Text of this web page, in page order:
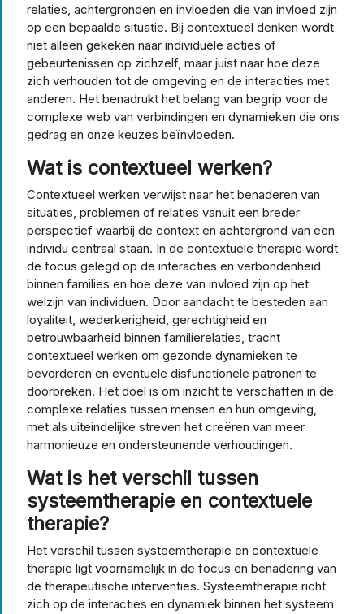
relaties, achtergronden en invloeden die van invloed zijn
op een bepaalde situatie. Bij contextueel denken wordt
niet alleen gekeken naar individuele acties of
gebeurtenissen op zichzelf, maar juist naar hoe deze
zich verhouden tot de omgeving en de interacties met
anderen. Het benadrukt het belang van begrip voor de
complexe web van verbindingen en dynamieken die ons
gedrag en onze keuzes beïnvloeden.
Wat is contextueel werken?
Contextueel werken verwijst naar het benaderen van
situaties, problemen of relaties vanuit een breder
perspectief waarbij de context en achtergrond van een
individu centraal staan. In de contextuele therapie wordt
de focus gelegd op de interacties en verbondenheid
binnen families en hoe deze van invloed zijn op het
welzijn van individuen. Door aandacht te besteden aan
loyaliteit, wederkerigheid, gerechtigheid en
betrouwbaarheid binnen familierelaties, tracht
contextueel werken om gezonde dynamieken te
bevorderen en eventuele disfunctionele patronen te
doorbreken. Het doel is om inzicht te verschaffen in de
complexe relaties tussen mensen en hun omgeving,
met als uiteindelijke streven het creëren van meer
harmonieuze en ondersteunende verhoudingen.
Wat is het verschil tussen
systeemtherapie en contextuele
therapie?
Het verschil tussen systeemtherapie en contextuele
therapie ligt voornamelijk in de focus en benadering van
de therapeutische interventies. Systeemtherapie richt
zich op de interacties en dynamiek binnen het systeem